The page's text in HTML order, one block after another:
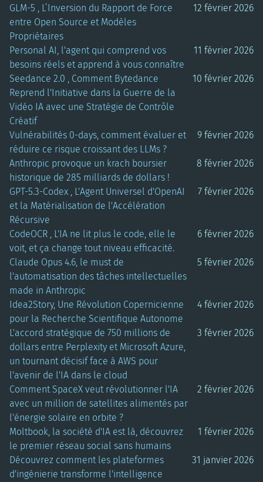
GLM-5 , L’Inversion du Rapport de Force
entre Open Source et Modèles
Propriétaires
12 février 2026
Personal AI, l'agent qui comprend vos
besoins réels et apprend à vous connaître
11 février 2026
Seedance 2.0 , Comment Bytedance
Reprend l'Initiative dans la Guerre de la
Vidéo IA avec une Stratégie de Contrôle
Créatif
10 février 2026
Vulnérabilités 0-days, comment évaluer et
réduire ce risque croissant des LLMs ?
9 février 2026
Anthropic provoque un krach boursier
historique de 285 milliards de dollars !
8 février 2026
GPT-5.3-Codex , L'Agent Universel d'OpenAI
et la Matérialisation de l'Accélération
Récursive
7 février 2026
CodeOCR , L'IA ne lit plus le code, elle le
voit, et ça change tout niveau efficacité.
6 février 2026
Claude Opus 4.6, le must de
l'automatisation des tâches intellectuelles
made in Anthropic
5 février 2026
Idea2Story, Une Révolution Copernicienne
pour la Recherche Scientifique Autonome
4 février 2026
L'accord stratégique de 750 millions de
dollars entre Perplexity et Microsoft Azure,
un tournant décisif face à AWS pour
l'avenir de l'IA dans le cloud
3 février 2026
Comment SpaceX veut révolutionner l'IA
avec un million de satellites alimentés par
l'énergie solaire en orbite ?
2 février 2026
Moltbook, la société d'IA est là, découvrez
le premier réseau social sans humains
1 février 2026
Découvrez comment les plateformes
d'ingénierie transforme l'intelligence
31 janvier 2026